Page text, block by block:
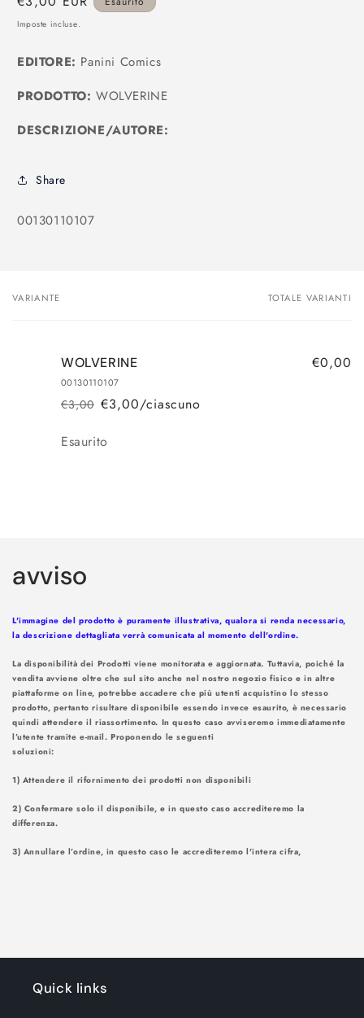
modale
di
Imposte incluse.
EDITORE: Panini Comics
PRODOTTO: WOLVERINE
DESCRIZIONE/AUTORE:
Share
SKU:
00130110107
Il
VARIANTE TOTALE VARIANTI
WOLVERINE
00130110107
Prezzo
listino
€3,00
Prezzo €3,00/ciascuno
€0,00
Quantità
Esaurito
corso...
avviso
L'immagine del prodotto è puramente illustrativa, qualora si renda necessario,
la descrizione dettagliata verrà comunicata al momento dell'ordine.
La disponibilità dei Prodotti viene monitorata e aggiornata. Tuttavia, poiché la
vendita avviene oltre che sul sito anche nel nostro negozio fisico e in altre
piattaforme on line, potrebbe accadere che più utenti acquistino lo stesso
prodotto, pertanto risultare disponibile essendo invece esaurito, è necessario
quindi attendere il riassortimento. In questo caso avviseremo immediatamente
l’utente tramite e-mail. Proponendo le seguenti
1) Attendere il rifornimento dei prodotti non disponibili
2) Confermare solo il disponibile, e in questo caso accrediteremo la
differenza.
3) Annullare l’ordine, in questo caso le accrediteremo l'intera cifra,
Quick links